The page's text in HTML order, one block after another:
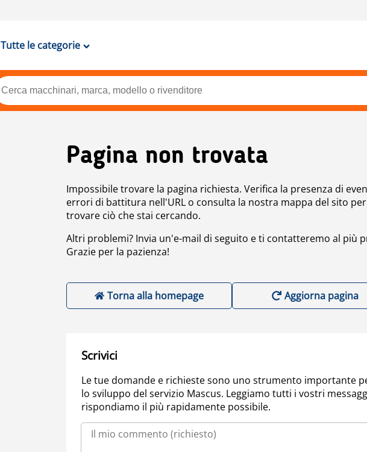
Tutte le categorie
Pagina non trovata
Impossibile trovare la pagina richiesta. Verifica la presenza di
errori di battitura nell'URL o consulta la nostra mappa del sito per
trovare ciò che stai cercando.
Altri problemi? Invia un'e-mail di seguito e ti contatteremo al più
Grazie per la pazienza!
Torna alla homepage Aggiorna pagina
Scrivici
Le tue domande e richieste sono uno strumento importante
lo sviluppo del servizio Mascus. Leggiamo tutti i vostri
rispondiamo il più rapidamente possibile.